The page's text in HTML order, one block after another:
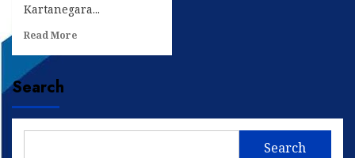
Kartanegara...
Read MoreRead
Tingkatkan
Search
Search